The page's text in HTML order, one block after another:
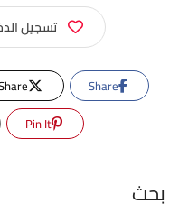
تسجيل
Share
Share
Pin It
بحث